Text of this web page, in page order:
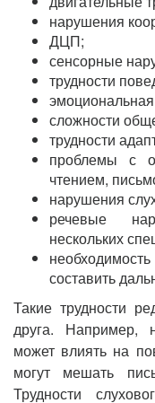
нарушения
ДЦП;
сенсорные
трудности
сложности
трудности
проблемы с
чтением,
нарушения
речевые
нескольких
составить
Такие трудности
друга. Например,
может влиять на
могут мешать
Трудности